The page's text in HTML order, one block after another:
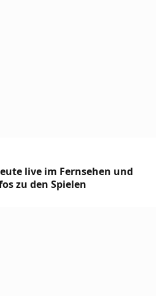
live im Fernsehen und
zu den Spielen